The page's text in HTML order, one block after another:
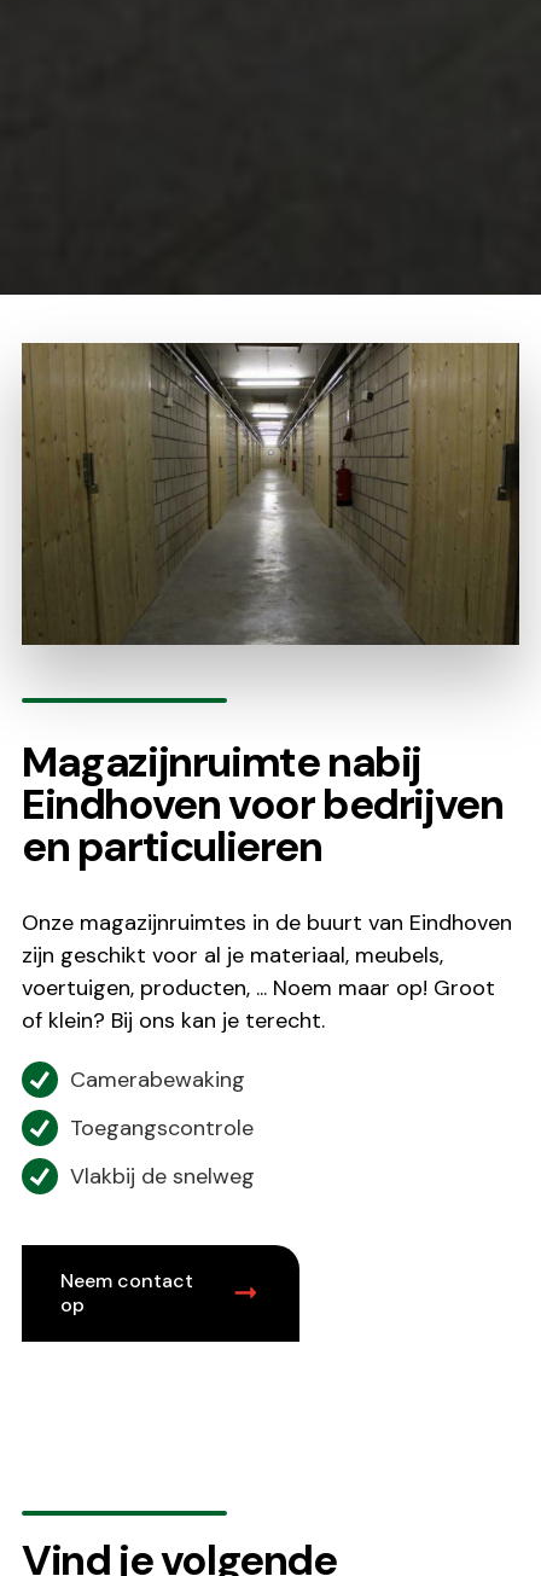
Magazijnruimte nabij
Eindhoven voor bedrijven
en particulieren
Onze magazijnruimtes in de buurt van Eindhoven
zijn geschikt voor al je materiaal, meubels,
voertuigen, producten, ... Noem maar op! Groot
of klein? Bij ons kan je terecht.
Camerabewaking
Toegangscontrole
Vlakbij de snelweg
Neem contact
op
Vind je volgende